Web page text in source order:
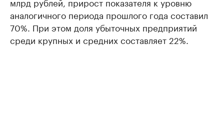
аналогичного периода прошлого года составил
70%. При этом доля убыточных предприятий
среди крупных и средних составляет 22%.